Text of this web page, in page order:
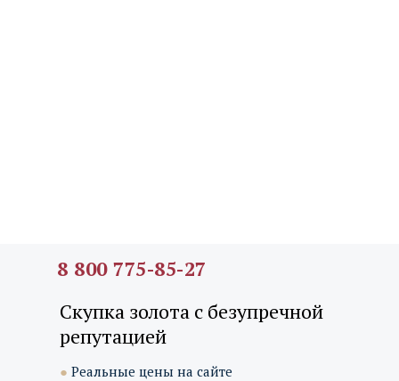
8 800 775-85-27
● Реальные цены на сайте
Скупка золота с безупречной
репутацией